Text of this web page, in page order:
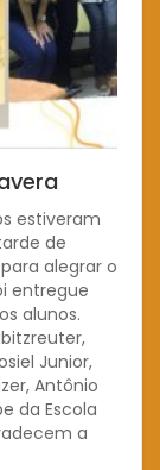
estiveram
de
alegrar o
entregue
alunos.
Junior,
Antônio
da Escola
a